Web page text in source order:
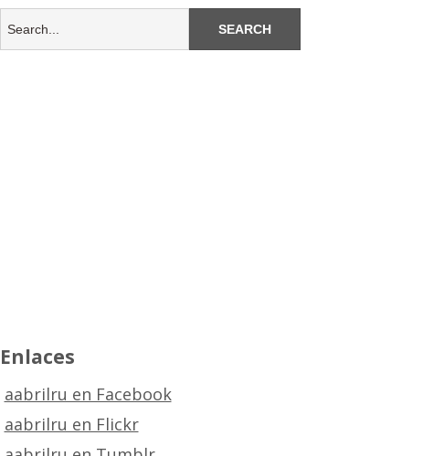
Enlaces
aabrilru en Facebook
aabrilru en Flickr